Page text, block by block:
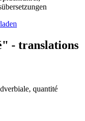
- translations
quantité